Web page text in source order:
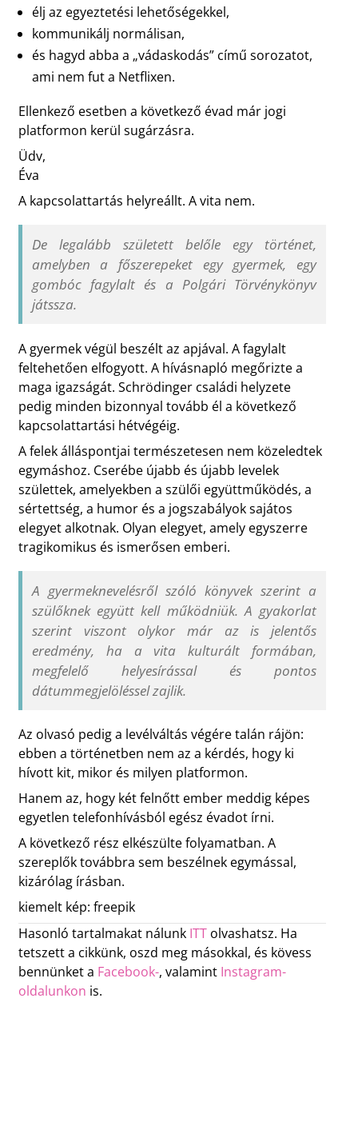
élj az egyeztetési lehetőségekkel,
kommunikálj normálisan,
és hagyd abba a „vádaskodás” című sorozatot,
ami nem fut a Netflixen.
Ellenkező esetben a következő évad már jogi
platformon kerül sugárzásra.
Üdv,
Éva
A kapcsolattartás helyreállt. A vita nem.
De legalább született belőle egy történet,
amelyben a főszerepeket egy gyermek, egy
gombóc fagylalt és a Polgári Törvénykönyv
játssza.
A gyermek végül beszélt az apjával. A fagylalt
feltehetően elfogyott. A hívásnapló megőrizte a
maga igazságát. Schrödinger családi helyzete
pedig minden bizonnyal tovább él a következő
kapcsolattartási hétvégéig.
A felek álláspontjai természetesen nem közeledtek
egymáshoz. Cserébe újabb és újabb levelek
születtek, amelyekben a szülői együttműködés, a
sértettség, a humor és a jogszabályok sajátos
elegyet alkotnak. Olyan elegyet, amely egyszerre
tragikomikus és ismerősen emberi.
A gyermeknevelésről szóló könyvek szerint a
szülőknek együtt kell működniük. A gyakorlat
szerint viszont olykor már az is jelentős
eredmény, ha a vita kulturált formában,
megfelelő helyesírással és pontos
dátummegjelöléssel zajlik.
Az olvasó pedig a levélváltás végére talán rájön:
ebben a történetben nem az a kérdés, hogy ki
hívott kit, mikor és milyen platformon.
Hanem az, hogy két felnőtt ember meddig képes
egyetlen telefonhívásból egész évadot írni.
A következő rész elkészülte folyamatban. A
szereplők továbbra sem beszélnek egymással,
kizárólag írásban.
kiemelt kép: freepik
Hasonló tartalmakat nálunk ITTolvashatsz. Ha
tetszett a cikkünk, oszd meg másokkal, és kövess
bennünket a Facebook-, valamint Instagram-
oldalunkon is.